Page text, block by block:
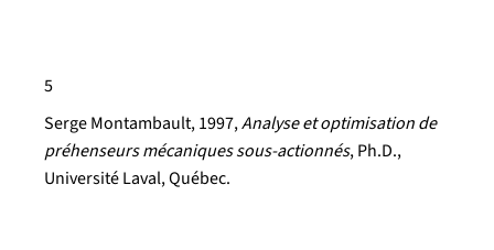
5
Serge Montambault, 1997,Analyse et optimisation de
préhenseurs mécaniques sous-actionnés, Ph.D.,
Université Laval, Québec.